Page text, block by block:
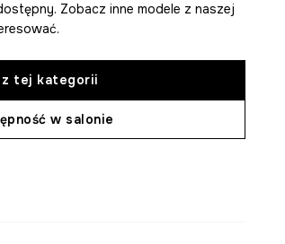
Zobacz inne modele z naszej
z tej kategorii
w salonie